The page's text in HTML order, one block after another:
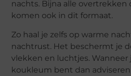
nachts. Bijna alle overtrekken
komen ook in dit formaat.
Zo haal je zelfs op warme
nachtrust. Het beschermt je
vlekken en luchtjes. Wanneer
koukleum bent dan